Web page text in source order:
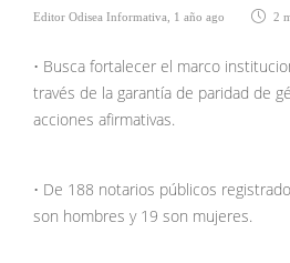
Editor Odisea Informativa 1 año ago 2
• Busca fortalecer el marco
través de la garantía de paridad de
acciones afirmativas.
• De 188 notarios públicos
son hombres y 19 son mujeres.